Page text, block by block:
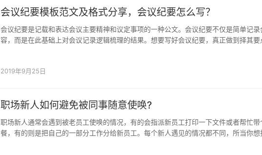
会议纪要模板范文及格式分享，会议纪要怎么写？
会议纪要是记载和表达会议主要精神和议定事项的一种公文。会议纪要不仅是简单记录
容，而是在此基础上对会议记录逻辑梳理的结果。想要写好会议纪要，真正做到择其要
2019年9月25日
职场新人如何避免被同事随意使唤?
职场新人通常会遇到被老员工使唤的情况，有的会指派新员工打印一下文件或者帮忙带
餐，有的则是把自己的一部分工作分给新员工。每个新人遇见的情况都不同，所当你想